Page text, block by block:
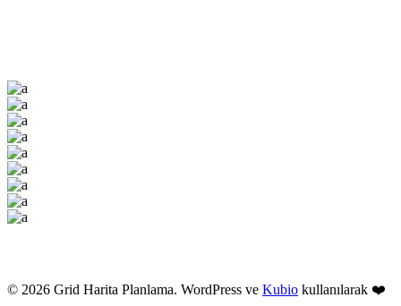
© 2026 Grid Harita Planlama. WordPress ve Kubio kullanılarak ❤️